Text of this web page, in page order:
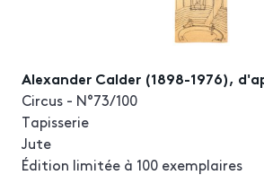
Alexander Calder (1898-1976),
Circus - N°73/100
Tapisserie
Jute
Édition limitée à 100 exemplaires